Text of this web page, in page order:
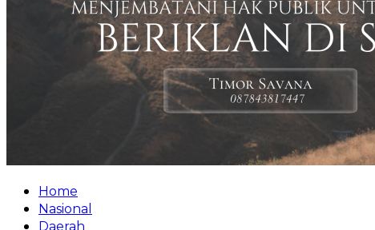
Home
Nasional
Daerah